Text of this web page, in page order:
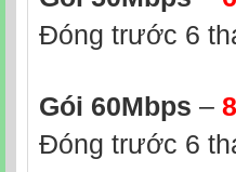
Đóng trước 6
Gói 60Mbps –
Đóng trước 6